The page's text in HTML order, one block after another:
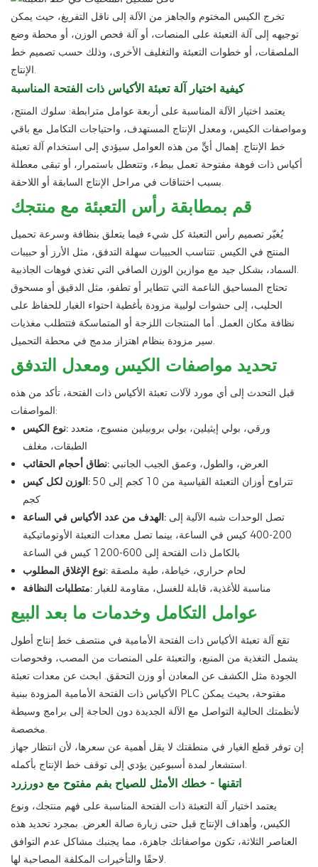
تخرج الكيس المختوم والجاهز من الآلة إلى ناقل التفريغ، حيث يمكن
توجيهه إلى آلة التعبئة على المنصات، أو آلة فحص الوزن، أو محطة وضع
الملصقات، أو خطوات التعبئة والتغليف الأخرى، وذلك حسب تصميم خط
الإنتاج.
كيفية اختيار آلة تعبئة الأكياس ذات الفتحة المناسبة
يعتمد اختيار الآلة المناسبة على أربعة عوامل مترابطة: سلوك المنتج،
ومواصفات الكيس، ومعدل الإنتاج المستهدف، واحتياجات التكامل مع باقي
خط الإنتاج. إهمال أيٍّ من هذه العوامل سيؤدي إلى استخدام آلة تعبئة
أكياس ذات فوهة مفتوحة تعمل ببطء، وتتعطل باستمرار، أو تبقى معطلة
بسبب اختناقات في مراحل الإنتاج السابقة أو اللاحقة.
قم بمطابقة رأس التعبئة مع منتجك
يُغيّر تصميم رأس التعبئة كل شيء فيما يتعلق بنظافة وسرعة تحميل
المنتج في الكيس. تتناسب الحبيبات سهلة التدفق، مثل الأرز أو حبيبات
السماد، بشكل جيد مع موازين الوزن الصافي التي تغذي فوهات الجاذبية.
تحتاج المساحيق الناعمة التي تتطاير أو تطفو، مثل الدقيق أو مسحوق
الحليب، إلى حشوات لولبية مزودة بأغطية احتواء الغبار للحفاظ على
نظافة مكان العمل. أما المنتجات اللزجة أو المتماسكة فتتطلب مغذيات
سير مزودة بنظام اهتزاز مدمج في محطة التحميل.
تحديد مواصفات الكيس ومعدل التدفق
قبل التحدث إلى أي مورد لآلات تعبئة الأكياس ذات الفتحة، تأكد من هذه
المواصفات:
نوع الكيس: ورقي، بولي إيثيلين، بولي بروبيلين منسوج، متعدد
الطبقات، مغلف
نطاق أحجام الحقائب: العرض، والطول، وعمق الجيب الجانبي
الوزن لكل كيس: تتراوح أوزان التعبئة القياسية من 10 كجم إلى 50
كجم
الهدف من عدد الأكياس في الساعة: تصل الوحدات شبه الآلية إلى
200-400 كيس في الساعة، بينما تصل معدات التعبئة الأوتوماتيكية
بالكامل ذات الفتحة إلى 600-1200 كيس في الساعة
نوع الإغلاق المطلوب: لحام حراري، خياطة، طية ملصقة
متطلبات النظافة: مناسبة للأغذية، قابلة للغسل، مقاومة للغبار
عوامل التكامل وخدمات ما بعد البيع
تقع آلة تعبئة الأكياس ذات الفتحة الأمامية في منتصف خط إنتاج أطول
يشمل التغذية من المنبع، والتعبئة على المنصات من المصب، وفحوصات
الجودة مثل الكشف عن المعادن أو وزن التحقق. ابحث عن معدات تعبئة
الأكياس ذات الفتحة الأمامية المزودة ببنية PLC مفتوحة، بحيث يمكن
لأنظمتك الحالية التواصل مع الآلة الجديدة دون الحاجة إلى برامج وسيطة
مخصصة.
إن توفر قطع الغيار في منطقتك لا يقل أهمية عن سعرها، لأن انتظار جهاز
استشعار لمدة أسبوعين يؤدي إلى توقف خط الإنتاج بأكمله.
اتقنها - خطك الأمثل للصياح بفم مفتوح مع دورزرد
يعتمد اختيار آلة التعبئة ذات الفتحة المناسبة على فهم منتجك، ونوع
الكيس، وأهداف الإنتاج قبل حتى زيارة صالة العرض. بمجرد تحديد هذه
العناصر الثلاثة، تكون مواصفاتك جاهزة، مما يجنبك مشاكل عدم التوافق
لاحقًا والتأخيرات المكلفة المصاحبة لها.